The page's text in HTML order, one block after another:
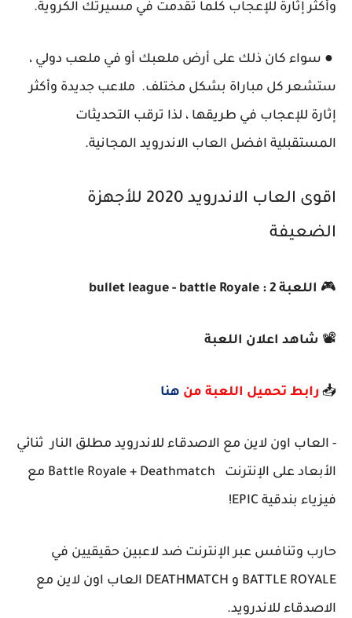
وأكثر إثارة للإعجاب كلما تقدمت في مسيرتك الكروية.
● سواء كان ذلك على أرض ملعبك أو في ملعب دولي ،
ستشعر كل مباراة بشكل مختلف. ملاعب جديدة وأكثر
إثارة للإعجاب في طريقها ، لذا ترقب التحديثات
المستقبلية افضل العاب الاندرويد المجانية.
اقوى العاب الاندرويد 2020 للأجهزة
الضعيفة
🎮 اللعبة 2 : bullet league - battle Royale
📽️ شاهد اعلان اللعبة
📥 رابط تحميل اللعبة من هنا
- العاب اون لاين مع الاصدقاء للاندرويد مطلق النار ثنائي
الأبعاد على الإنترنت Battle Royale + Deathmatch مع
فيزياء بندقية EPIC!
حارب وتنافس عبر الإنترنت ضد لاعبين حقيقيين في
BATTLE ROYALE و DEATHMATCH العاب اون لاين مع
الاصدقاء للاندرويد.